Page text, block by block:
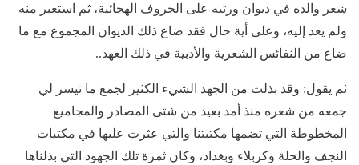
شعر والده في ديوان ورتبه على الحروف الهجائية، ثم استعير منه
ولم يعد إليه، وعلى أية حال فقد ضاع ذلك الديوان المجموع مع ما
ضاع من النفائس الشعرية والأدبية في ذلك العهد..
ثم يقول: وقد بذلت من الجهد الشيء الكثير لجمع ما تيسر لي
جمعه من شعره منذ أمد بعيد من شتى المصادر والمجاميع
المخطوطة التي تضمها مكتبتنا والتي عثرت عليها في مكتبات
النجف والحلة وكربلاء وبغداد، وكان ثمرة تلك الجهود التي بذلناها